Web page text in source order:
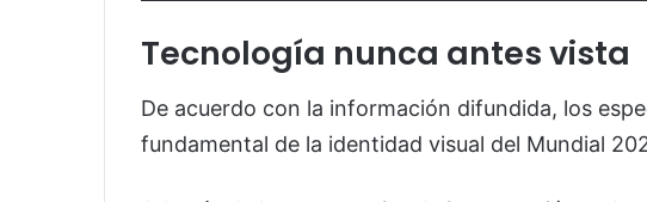
Tecnología nunca antes vista
De acuerdo con la información difundida, los
fundamental de la identidad visual del Mundial